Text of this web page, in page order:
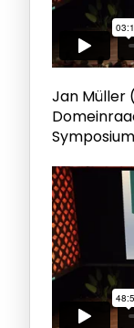
Jan Müller